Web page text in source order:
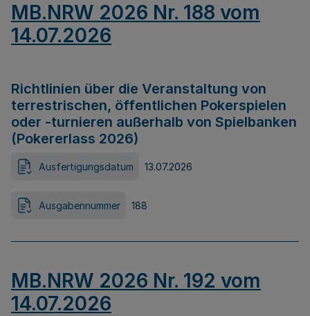
MB.NRW 2026 Nr. 188 vom
14.07.2026
Richtlinien über die Veranstaltung von
terrestrischen, öffentlichen Pokerspielen
oder -turnieren außerhalb von Spielbanken
(Pokererlass 2026)
Ausfertigungsdatum 13.07.2026
Ausgabennummer 188
MB.NRW 2026 Nr. 192 vom
14.07.2026